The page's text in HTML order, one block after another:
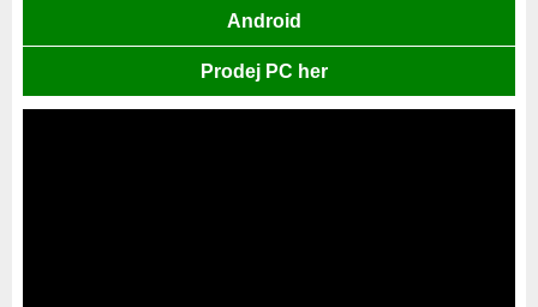
Android
Prodej PC her